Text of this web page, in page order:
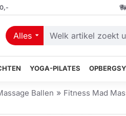
Alles
Welk
zoekt
YOGA-PILATES
Ballen Fitness Mad